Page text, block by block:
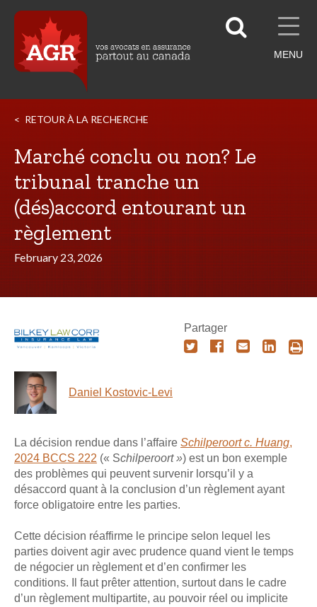
MENU
RETOUR À LA RECHERCHE
Marché conclu ou non? Le
tribunal tranche un
(dés)accord entourant un
règlement
February 23, 2026
Daniel Kostovic-Levi
Partager
La décision rendue dans l’affaire Schilperoort c. Huang,
2024 BCCS 222 (« Schilperoort ») est un bon exemple
des problèmes qui peuvent survenir lorsqu’il y a
désaccord quant à la conclusion d’un règlement ayant
force obligatoire entre les parties.
Cette décision réaffirme le principe selon lequel les
parties doivent agir avec prudence quand vient le temps
de négocier un règlement et d’en confirmer les
conditions. Il faut prêter attention, surtout dans le cadre
d’un règlement multipartite, au pouvoir réel ou implicite